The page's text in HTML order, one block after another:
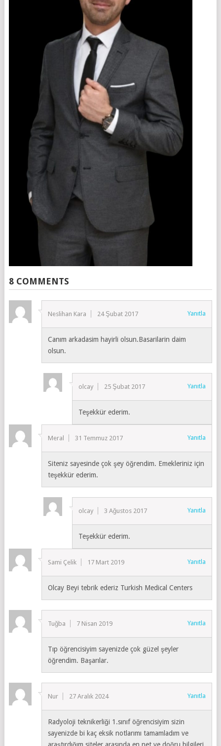
8 COMMENTS
Neslihan Kara 24 Şubat 2017 Yanıtla
Canım arkadasim hayirli olsun.Basarilarin daim
olsun.
olcay 25 Şubat 2017 Yanıtla
Teşekkür ederim.
Meral 31 Temmuz 2017 Yanıtla
Siteniz sayesinde çok şey öğrendim. Emekleriniz için
teşekkür ederim.
olcay 3 Ağustos 2017 Yanıtla
Teşekkür ederim.
Sami Çelik 17 Mart 2019 Yanıtla
Olcay Beyi tebrik ederiz Turkish Medical Centers
Tuğba 7 Nisan 2019 Yanıtla
Tıp öğrencisiyim sayenizde çok güzel şeyler
öğrendim. Başarılar.
Nur 27 Aralık 2024 Yanıtla
Radyoloji teknikerliği 1.sınıf öğrencisiyim sizin
sayenizde bi kaç eksik notlarımı tamamladım ve
araştırdığım siteler arasında en net ve doğru bilgileri